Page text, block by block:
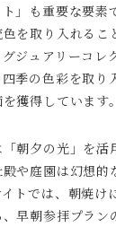
ト」も重要な要
を取り入れるこ
ジュアリーコレ
季の色彩を取り
獲得しています。
朝夕の光」を活
や庭園は幻想的
トでは、朝焼け
早朝参拝プラン